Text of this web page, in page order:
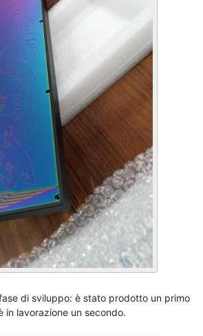
di sviluppo: è stato prodotto un primo
in lavorazione un secondo.